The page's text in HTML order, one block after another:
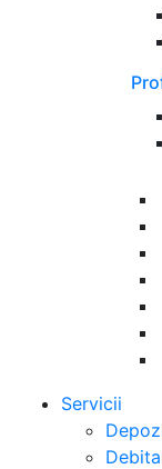
Servicii